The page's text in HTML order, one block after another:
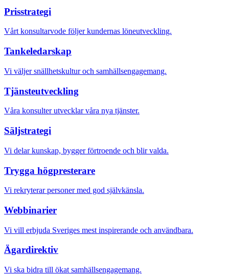
Prisstrategi
Vårt konsultarvode följer kundernas löneutveckling.
Tankeledarskap
Vi väljer snällhetskultur och samhällsengagemang.
Tjänsteutveckling
Våra konsulter utvecklar våra nya tjänster.
Säljstrategi
Vi delar kunskap, bygger förtroende och blir valda.
Trygga högpresterare
Vi rekryterar personer med god självkänsla.
Webbinarier
Vi vill erbjuda Sveriges mest inspirerande och användbara.
Ägardirektiv
Vi ska bidra till ökat samhällsengagemang.